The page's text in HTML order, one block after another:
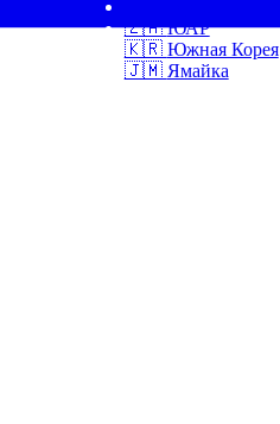
🇿🇦 ЮАР
🇰🇷 Южная Корея
🇯🇲 Ямайка